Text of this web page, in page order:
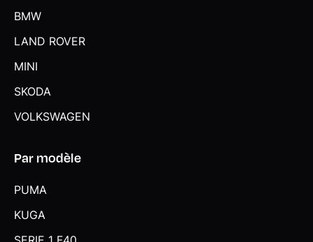
BMW
LAND ROVER
MINI
SKODA
VOLKSWAGEN
Par modèle
PUMA
KUGA